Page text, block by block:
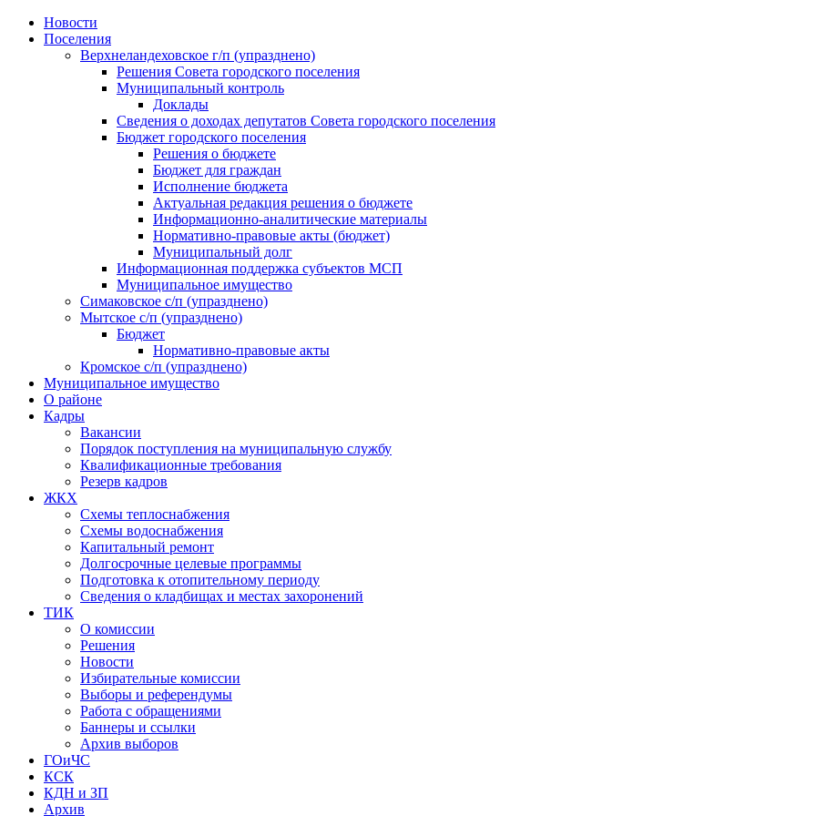
Skip
Новости
Поселения
Верхнеландеховское г/п (упразднено)
Решения Совета городского поселения
Муниципальный контроль
Доклады
Сведения о доходах депутатов Совета городского поселения
Бюджет городского поселения
Решения о бюджете
Бюджет для граждан
Исполнение бюджета
Актуальная редакция решения о бюджете
Информационно-аналитические материалы
Нормативно-правовые акты (бюджет)
Муниципальный долг
Информационная поддержка субъектов МСП
Муниципальное имущество
Симаковское с/п (упразднено)
Мытское с/п (упразднено)
Бюджет
Нормативно-правовые акты
Кромское с/п (упразднено)
Муниципальное имущество
О районе
Кадры
Вакансии
Порядок поступления на муниципальную службу
Квалификационные требования
Резерв кадров
ЖКХ
Схемы теплоснабжения
Схемы водоснабжения
Капитальный ремонт
Долгосрочные целевые программы
Подготовка к отопительному периоду
Сведения о кладбищах и местах захоронений
ТИК
О комиссии
Решения
Новости
Избирательные комиссии
Выборы и референдумы
Работа с обращениями
Баннеры и ссылки
Архив выборов
ГОиЧС
КСК
КДН и ЗП
Архив